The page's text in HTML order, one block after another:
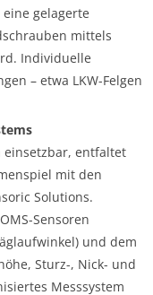
gelagerte
mittels
Individuelle
– etwa LKW-Felgen
einsetzbar, entfaltet
mit den
Solutions.
Sensoren
und dem
Sturz-, Nick- und
Messsystem